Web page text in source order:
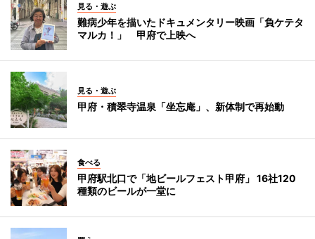
見る・遊ぶ
難病少年を描いたドキュメンタリー映画「負ケテタ
マルカ！」 甲府で上映へ
見る・遊ぶ
甲府・積翠寺温泉「坐忘庵」、新体制で再始動
食べる
甲府駅北口で「地ビールフェスト甲府」 16社120
種類のビールが一堂に